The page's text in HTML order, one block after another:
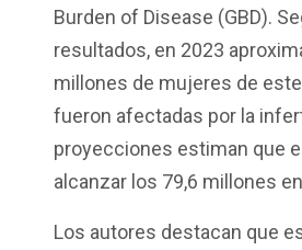
Burden of Disease (GBD).
resultados, en 2023
millones de mujeres de
fueron afectadas por la
proyecciones estiman que
alcanzar los 79,6 millones
Los autores destacan que